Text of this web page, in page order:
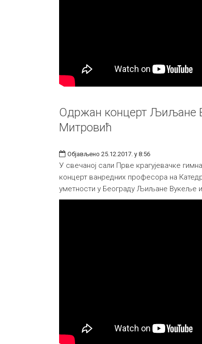
Одржан концерт Љиљане
Митровић
Објављено 25.12.2017. у 8:56
У свечаној сали Прве крагујевачке
концерт ванредних професора на
уметности у Београду Љиљане Вукеље